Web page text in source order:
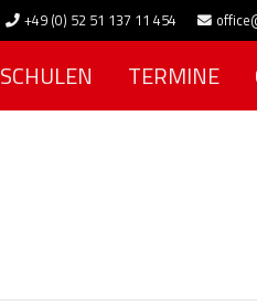
+49 (0) 52 51 137 11 454
SCHULEN TERMINE